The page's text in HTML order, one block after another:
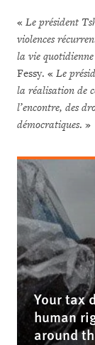
« Le président
violences
la vie
Fessy. « Le
la réalisation de
l’encontre, des
démocratiques. »
Your tax
human
around